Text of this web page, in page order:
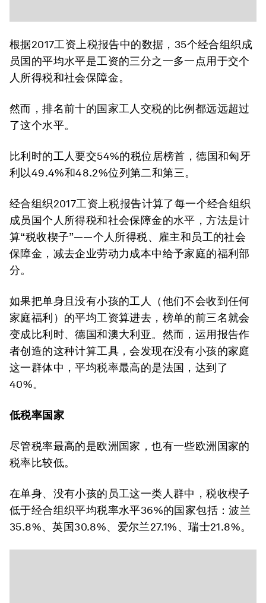
根据2017工资上税报告中的数据，35个经合组织成
员国的平均水平是工资的三分之一多一点用于交个
人所得税和社会保障金。
然而，排名前十的国家工人交税的比例都远远超过
了这个水平。
比利时的工人要交54%的税位居榜首，德国和匈牙
利以49.4%和48.2%位列第二和第三。
经合组织2017工资上税报告计算了每一个经合组织
成员国个人所得税和社会保障金的水平，方法是计
算“税收楔子”——个人所得税、雇主和员工的社会
保障金，减去企业劳动力成本中给予家庭的福利部
分。
如果把单身且没有小孩的工人（他们不会收到任何
家庭福利）的平均工资算进去，榜单的前三名就会
变成比利时、德国和澳大利亚。然而，运用报告作
者创造的这种计算工具，会发现在没有小孩的家庭
这一群体中，平均税率最高的是法国，达到了
40%。
低税率国家
尽管税率最高的是欧洲国家，也有一些欧洲国家的
税率比较低。
在单身、没有小孩的员工这一类人群中，税收楔子
低于经合组织平均税率水平36%的国家包括：波兰
35.8%、英国30.8%、爱尔兰27.1%、瑞士21.8%。